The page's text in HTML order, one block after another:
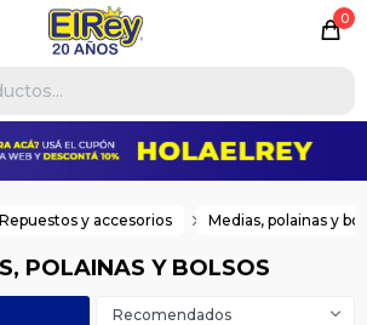
0
Repuestos y accesorios Medias, polainas y
POLAINAS Y BOLSOS
Recomendados